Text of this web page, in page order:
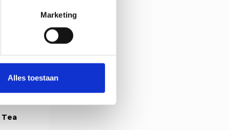
Marketing
Alles toestaan